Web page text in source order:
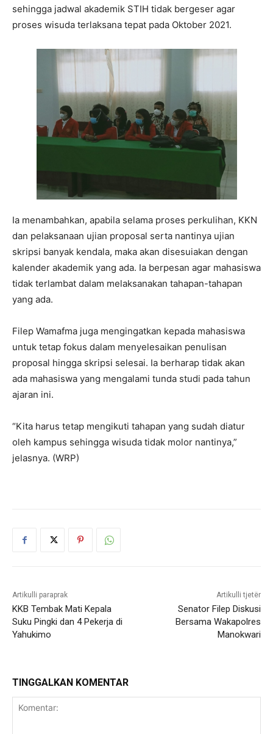
sehingga jadwal akademik STIH tidak bergeser agar
proses wisuda terlaksana tepat pada Oktober 2021.
Ia menambahkan, apabila selama proses perkulihan, KKN
dan pelaksanaan ujian proposal serta nantinya ujian
skripsi banyak kendala, maka akan disesuiakan dengan
kalender akademik yang ada. Ia berpesan agar mahasiswa
tidak terlambat dalam melaksanakan tahapan-tahapan
yang ada.
Filep Wamafma juga mengingatkan kepada mahasiswa
untuk tetap fokus dalam menyelesaikan penulisan
proposal hingga skripsi selesai. Ia berharap tidak akan
ada mahasiswa yang mengalami tunda studi pada tahun
ajaran ini.
“Kita harus tetap mengikuti tahapan yang sudah diatur
oleh kampus sehingga wisuda tidak molor nantinya,”
jelasnya. (WRP)
Artikulli paraprak
KKB Tembak Mati Kepala
Suku Pingki dan 4 Pekerja di
Yahukimo
Artikulli tjetër
Senator Filep Diskusi
Bersama Wakapolres
Manokwari
TINGGALKAN KOMENTAR